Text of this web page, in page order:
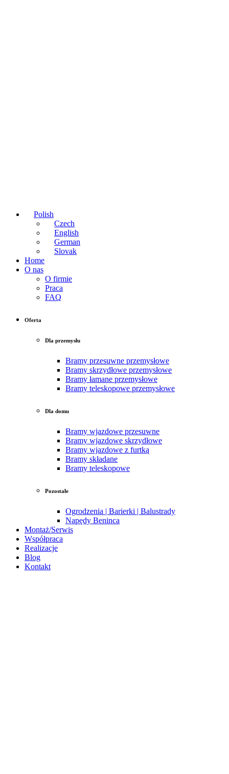
Polish
Czech
English
German
Slovak
Home
O nas
O firmie
Praca
FAQ
Oferta
Dla przemysłu
Bramy przesuwne przemysłowe
Bramy skrzydłowe przemysłowe
Bramy łamane przemysłowe
Bramy teleskopowe przemysłowe
Dla domu
Bramy wjazdowe przesuwne
Bramy wjazdowe skrzydłowe
Bramy wjazdowe z furtką
Bramy składane
Bramy teleskopowe
Pozostałe
Ogrodzenia | Barierki | Balustrady
Napędy Beninca
Montaż/Serwis
Współpraca
Realizacje
Blog
Kontakt